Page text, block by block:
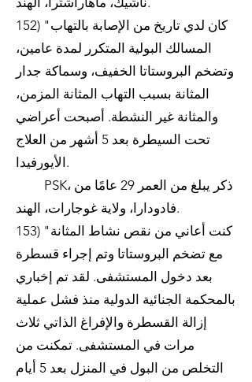
152) "كان لدي تاريخ من الإصابة بالتهاب
المسالك البولية المتكرر لمدة عامين،
وتضخم البروستاتا الخفيف، وسماكة جدار
المثانة بسبب التهاب المثانة المزمن،
والمثانة غير النشطة. أصبحت أعراضي
تحت السيطرة بعد 5 أشهر من العلاج
الأيورفيدا.
PSK، ذكر يبلغ من العمر 29 عامًا من
فادودارا، ولاية غوجارات، الهند.
153) "كنت أعاني من نقص نشاط المثانة
مع تضخم البروستاتا وتم إجراء قسطرة
بعد دخول المستشفى. لقد تم إخباري
بالمحكمة الجنائية الدولية منذ فشل عملية
إزالة القسطرة والإفراغ الذاتي ثلاث
مرات في المستشفى. تمكنت من
التخلص من البول في المنزل بعد 5 أيام